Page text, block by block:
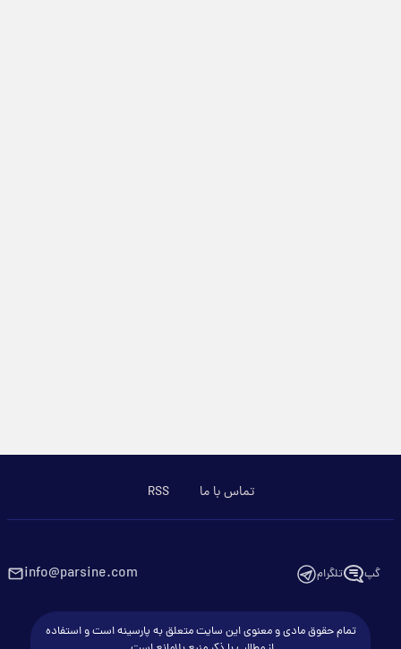
تماس با ما RSS
گپ تلگرام info@parsine.com
تمام حقوق مادی و معنوی این سایت متعلق به پارسینه است و استفاده